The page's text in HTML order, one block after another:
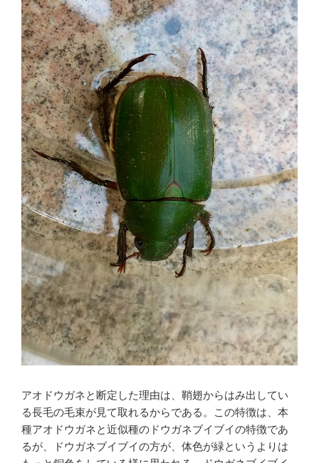
アオドウガネと断定した理由は、鞘翅からはみ出してい
る長毛の毛束が見て取れるからである。この特徴は、本
種アオドウガネと近似種のドウガネブイブイの特徴であ
るが、ドウガネブイブイの方が、体色が緑というよりは